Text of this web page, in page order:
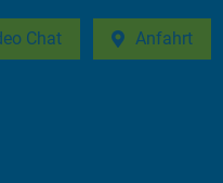
Chat Anfahrt
Link Opens in